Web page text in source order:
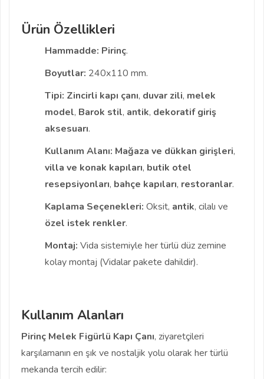
Ürün Özellikleri
Hammadde: Pirinç.
Boyutlar: 240x110 mm.
Tipi: Zincirli kapı çanı, duvar zili, melek
model, Barok stil, antik, dekoratif giriş
aksesuarı.
Kullanım Alanı: Mağaza ve dükkan girişleri,
villa ve konak kapıları, butik otel
resepsiyonları, bahçe kapıları, restoranlar.
Kaplama Seçenekleri: Oksit, antik, cilalı ve
özel istek renkler.
Montaj: Vida sistemiyle her türlü düz zemine
kolay montaj (Vidalar pakete dahildir).
Kullanım Alanları
Pirinç Melek Figürlü Kapı Çanı, ziyaretçileri
karşılamanın en şık ve nostaljik yolu olarak her türlü
mekanda tercih edilir: